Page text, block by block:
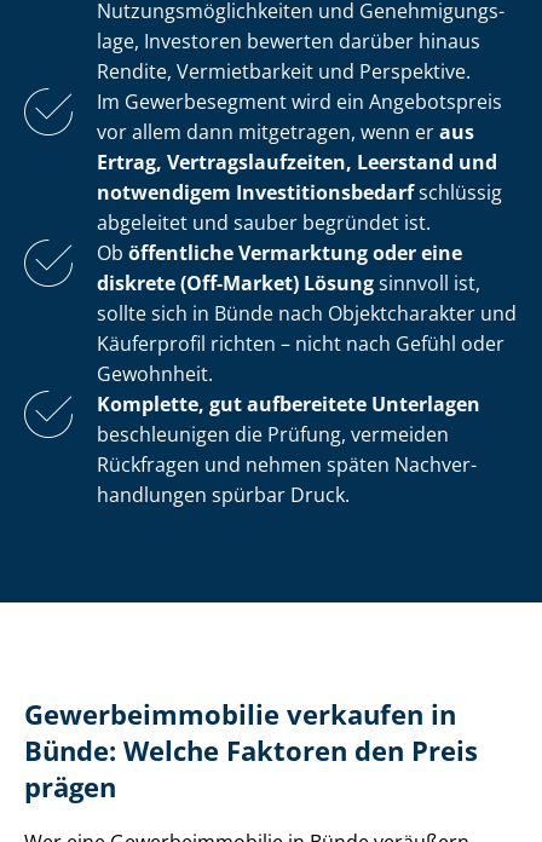
Nut­zungs­mög­lich­kei­ten und Ge­neh­mi­gungs­
la­ge, Investoren bewerten darüber hinaus
Rendite, Vermietbarkeit und Perspektive.
Im Gewerbesegment wird ein Angebotspreis
vor allem dann mitgetragen, wenn eraus
Ertrag, Ver­trags­lauf­zei­ten, Leerstand und
notwendigem In­ves­ti­ti­ons­be­darfschlüssig
abgeleitet und sauber begründet ist.
Ob öffentliche Vermarktung oder eine
diskrete (Off-Market) Lösungsinnvoll ist,
sollte sich in Bünde nach Objektcharakter und
Käuferprofil richten – nicht nach Gefühl oder
Gewohnheit.
Komplette, gut aufbereitete Unterlagen
beschleunigen die Prüfung, vermeiden
Rückfragen und nehmen späten Nach­ver­
hand­lun­gen spürbar Druck.
Ge­wer­be­im­mo­bi­lie verkaufen in
Bünde: Welche Faktoren den Preis
prägen